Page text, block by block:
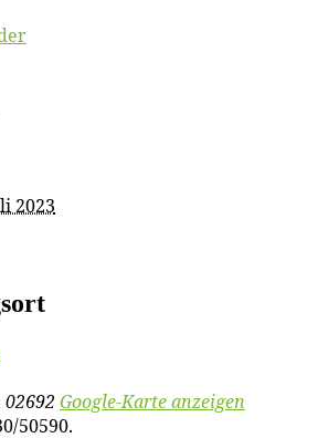
2023
02692Google-Karte anzeigen
50590.